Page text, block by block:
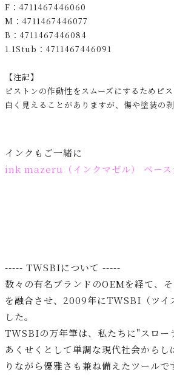
F：4711467446060
M：4711467446077
B：4711467446084
1.1Stub：4711467446091
【注記】
ピストンの作動性をスムーズにするためピ
白く見えることがありますが、傷や塗装の
インクもご一緒に
ink mazeru（インクマゼル） ベース
----- TWSBIについて -----
数々の有名ブランドのOEMを経て、
を融合させ、2009年にTWSBI（ツイ
した。
TWSBIの万年筆は、私たちに"スロー
あくせくとして単調な現代社会から
りながら優雅さも兼ね備えたツールで